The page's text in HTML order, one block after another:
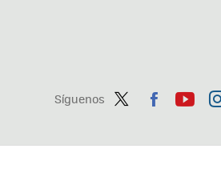
Síguenos
ter
ebo tub